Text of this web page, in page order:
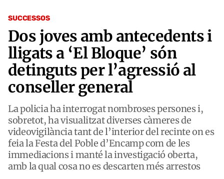
SUCCESSOS
Dos joves amb antecedents i
lligats a ‘El Bloque’ són
detinguts per l’agressió al
conseller general
La policia ha interrogat nombroses persones i,
sobretot, ha visualitzat diverses càmeres de
videovigilància tant de l’interior del recinte on es
feia la Festa del Poble d’Encamp com de les
immediacions i manté la investigació oberta,
amb la qual cosa no es descarten més arrestos